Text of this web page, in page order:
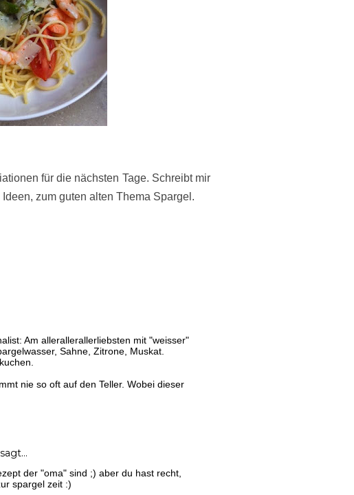
für die nächsten Tage. Schreibt mir
zum guten alten Thema Spargel.
Am allerallerallerliebsten mit "weisser"
Sahne, Zitrone, Muskat.
nie so oft auf den Teller. Wobei dieser
der "oma" sind ;) aber du hast recht,
spargel zeit :)